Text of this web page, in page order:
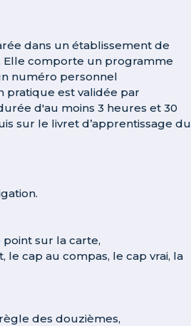
dans un établissement de
Elle comporte un programme
numéro personnel
pratique est validée par
d'au moins 3 heures et 30
sur le livret d’apprentissage du
sur la carte,
cap au compas, le cap vrai, la
des douzièmes,